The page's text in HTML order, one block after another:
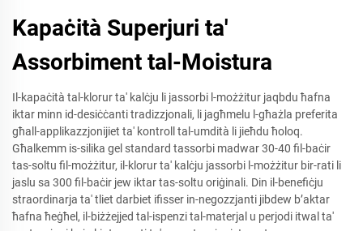
Kapaċità Superjuri ta'
Assorbiment tal-Moistura
Il-kapaċità tal-klorur ta' kalċju li jassorbi l-możżitur jaqbdu ħafna
iktar minn id-desiċċanti tradizzjonali, li jagħmelu l-għażla preferita
għall-applikazzjonijiet ta' kontroll tal-umdità li jieħdu ħoloq.
Għalkemm is-silika gel standard tassorbi madwar 30-40 fil-baċir
tas-soltu fil-możżitur, il-klorur ta' kalċju jassorbi l-możżitur bir-rati li
jaslu sa 300 fil-baċir jew iktar tas-soltu oriġinali. Din il-benefiċju
straordinarja ta' tliet darbiet ifisser in-negozzjanti jibdew b’aktar
ħafna ħeġħel, il-biżżejjed tal-ispenzi tal-materjal u perjodi itwal ta'